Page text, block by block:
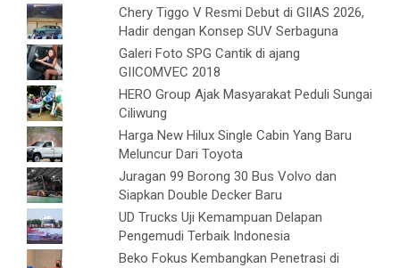
Chery Tiggo V Resmi Debut di GIIAS 2026,
Hadir dengan Konsep SUV Serbaguna
Galeri Foto SPG Cantik di ajang
GIICOMVEC 2018
HERO Group Ajak Masyarakat Peduli Sungai
Ciliwung
Harga New Hilux Single Cabin Yang Baru
Meluncur Dari Toyota
Juragan 99 Borong 30 Bus Volvo dan
Siapkan Double Decker Baru
UD Trucks Uji Kemampuan Delapan
Pengemudi Terbaik Indonesia
Beko Fokus Kembangkan Penetrasi di